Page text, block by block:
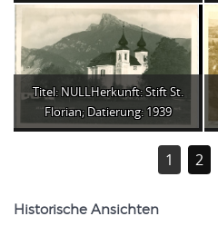
Titel: NULLHerkunft: Stift St.
Florian; Datierung: 1939
1 2
Historische Ansichten